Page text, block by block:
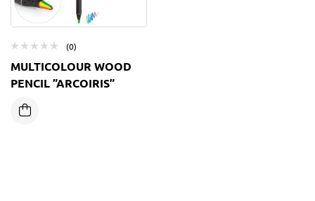
(0)
MULTICOLOUR WOOD
PENCIL ”ARCOIRIS”